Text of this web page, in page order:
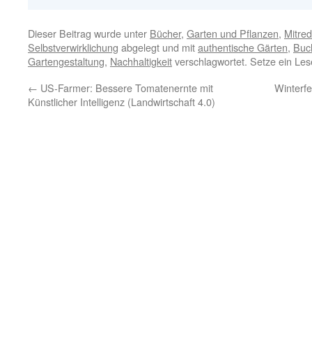
Dieser Beitrag wurde unter Bücher, Garten und Pflanzen,
Selbstverwirklichung abgelegt und mitauthentische Gärten,
Gartengestaltung, Nachhaltigkeitverschlagwortet. Setze ein
← US-Farmer: Bessere Tomatenernte mit
Künstlicher Intelligenz (Landwirtschaft 4.0)